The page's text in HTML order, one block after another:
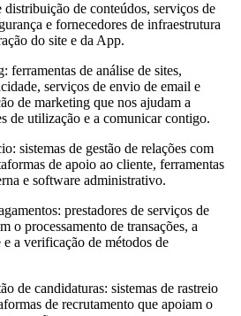
distribuição de conteúdos, serviços de
e fornecedores de infraestrutura
do site e da App.
ferramentas de análise de sites,
serviços de envio de email e
de marketing que nos ajudam a
de utilização e a comunicar contigo.
sistemas de gestão de relações com
de apoio ao cliente, ferramentas
e software administrativo.
prestadores de serviços de
o processamento de transações, a
a verificação de métodos de
de candidaturas: sistemas de rastreio
de recrutamento que apoiam o